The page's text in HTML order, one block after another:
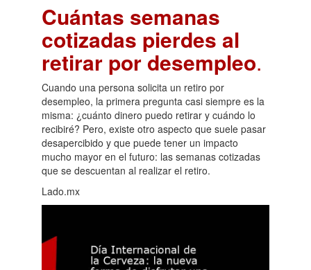
Cuántas semanas
cotizadas pierdes al
retirar por desempleo.
Cuando una persona solicita un retiro por
desempleo, la primera pregunta casi siempre es la
misma: ¿cuánto dinero puedo retirar y cuándo lo
recibiré? Pero, existe otro aspecto que suele pasar
desapercibido y que puede tener un impacto
mucho mayor en el futuro: las semanas cotizadas
que se descuentan al realizar el retiro.
Lado.mx